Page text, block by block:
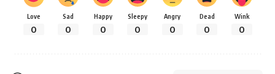
Love
0
Sad
0
Happy
0
Sleepy
0
Angry
0
Dead
0
Wink
0